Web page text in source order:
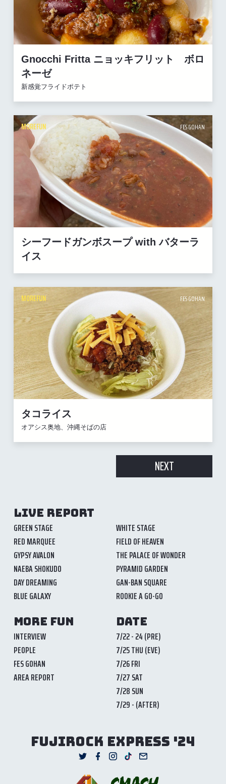
Gnocchi Fritta ニョッキフリット ボロ
ネーゼ
新感覚フライドポテト
MOREFUN FES GOHAN
シーフードガンボスープ with バターラ
イス
MOREFUN FES GOHAN
タコライス
オアシス奥地、沖縄そばの店
NEXT
LIVE REPORT
GREEN STAGE
WHITE STAGE
RED MARQUEE
FIELD OF HEAVEN
GYPSY AVALON
THE PALACE OF WONDER
NAEBA SHOKUDO
PYRAMID GARDEN
DAY DREAMING
GAN-BAN SQUARE
BLUE GALAXY
ROOKIE A GO-GO
MORE FUN
INTERVIEW
PEOPLE
FES GOHAN
AREA REPORT
DATE
7/22 - 24 (PRE)
7/25 THU (EVE)
7/26 FRI
7/27 SAT
7/28 SUN
7/29 - (AFTER)
FUJIROCK EXPRESS '24